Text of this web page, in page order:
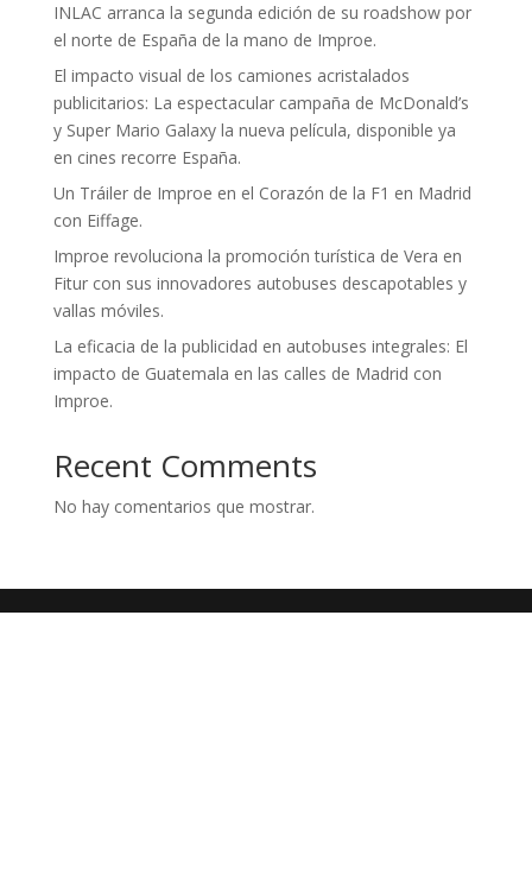
INLAC arranca la segunda edición de su roadshow por
el norte de España de la mano de Improe.
El impacto visual de los camiones acristalados
publicitarios: La espectacular campaña de McDonald’s
y Super Mario Galaxy la nueva película, disponible ya
en cines recorre España.
Un Tráiler de Improe en el Corazón de la F1 en Madrid
con Eiffage.
Improe revoluciona la promoción turística de Vera en
Fitur con sus innovadores autobuses descapotables y
vallas móviles.
La eficacia de la publicidad en autobuses integrales: El
impacto de Guatemala en las calles de Madrid con
Improe.
Recent Comments
No hay comentarios que mostrar.